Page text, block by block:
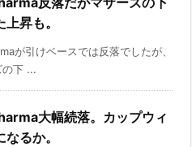
昇も。
が引けベースでは反落でしたが、
の下 ...
大幅続落。カップウィ
るか。